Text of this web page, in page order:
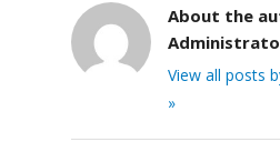
About the
View all posts
»